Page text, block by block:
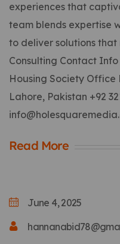
experiences that
team blends expertise
to deliver solutions
Consulting Contact
Housing Society Office
Lahore, Pakistan +92
Read More
June 4, 2025